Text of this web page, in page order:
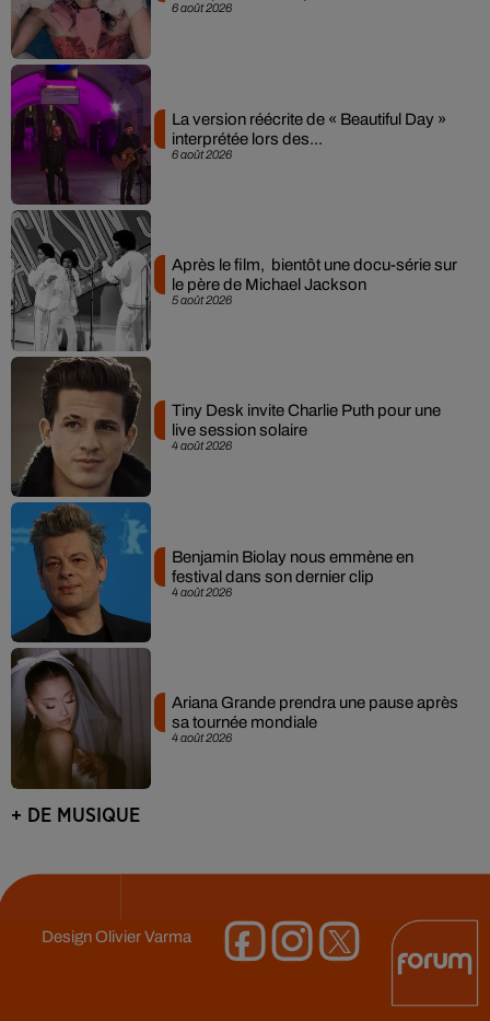
6 août 2026
6 août 2026
La version réécrite de « Beautiful Day »
interprétée lors des...
5 août 2026
Après le film, bientôt une docu-série sur
le père de Michael Jackson
4 août 2026
Tiny Desk invite Charlie Puth pour une
live session solaire
4 août 2026
Benjamin Biolay nous emmène en
festival dans son dernier clip
4 août 2026
Ariana Grande prendra une pause après
sa tournée mondiale
+ DE MUSIQUE
DesignOlivier Varma